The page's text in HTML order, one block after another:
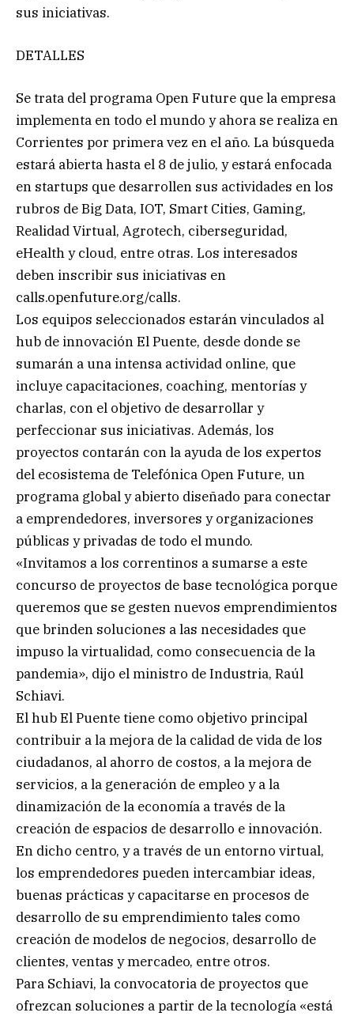
sus iniciativas.
DETALLES
Se trata del programa Open Future que la empresa
implementa en todo el mundo y ahora se realiza en
Corrientes por primera vez en el año. La búsqueda
estará abierta hasta el 8 de julio, y estará enfocada
en startups que desarrollen sus actividades en los
rubros de Big Data, IOT, Smart Cities, Gaming,
Realidad Virtual, Agrotech, ciberseguridad,
eHealth y cloud, entre otras. Los interesados
deben inscribir sus iniciativas en
calls.openfuture.org/calls.
Los equipos seleccionados estarán vinculados al
hub de innovación El Puente, desde donde se
sumarán a una intensa actividad online, que
incluye capacitaciones, coaching, mentorías y
charlas, con el objetivo de desarrollar y
perfeccionar sus iniciativas. Además, los
proyectos contarán con la ayuda de los expertos
del ecosistema de Telefónica Open Future, un
programa global y abierto diseñado para conectar
a emprendedores, inversores y organizaciones
públicas y privadas de todo el mundo.
«Invitamos a los correntinos a sumarse a este
concurso de proyectos de base tecnológica porque
queremos que se gesten nuevos emprendimientos
que brinden soluciones a las necesidades que
impuso la virtualidad, como consecuencia de la
pandemia», dijo el ministro de Industria, Raúl
Schiavi.
El hub El Puente tiene como objetivo principal
contribuir a la mejora de la calidad de vida de los
ciudadanos, al ahorro de costos, a la mejora de
servicios, a la generación de empleo y a la
dinamización de la economía a través de la
creación de espacios de desarrollo e innovación.
En dicho centro, y a través de un entorno virtual,
los emprendedores pueden intercambiar ideas,
buenas prácticas y capacitarse en procesos de
desarrollo de su emprendimiento tales como
creación de modelos de negocios, desarrollo de
clientes, ventas y mercadeo, entre otros.
Para Schiavi, la convocatoria de proyectos que
ofrezcan soluciones a partir de la tecnología «está